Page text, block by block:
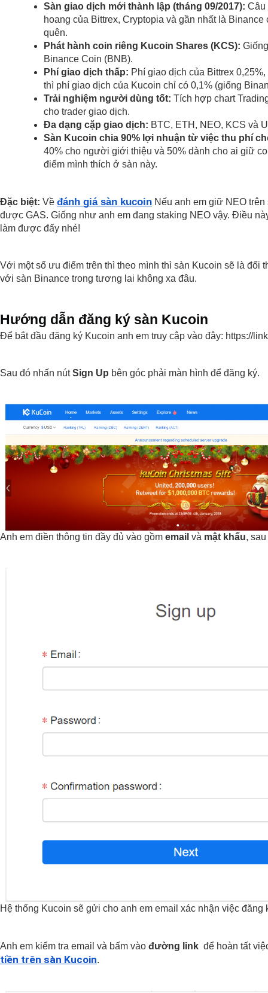
Sàn giao dịch mới thành lập (tháng 09/2017): Câu
hoang của Bittrex, Cryptopia và gần nhất là
quên.
Phát hành coin riêng Kucoin Shares (KCS):
Binance Coin (BNB).
Phí giao dịch thấp: Phí giao dịch của Bittrex
thì phí giao dịch của Kucoin chỉ có 0,1% (giống
Trải nghiệm người dùng tốt: Tích hợp chart
cho trader giao dịch.
Đa dạng cặp giao dịch: BTC, ETH, NEO, KCS và
Sàn Kucoin chia 90% lợi nhuận từ việc thu phí
40% cho người giới thiệu và 50% dành cho ai giữ
điểm mình thích ở sàn này.
Đặc biệt: Về đánh giá sàn kucoin Nếu anh em giữ NEO
được GAS. Giống như anh em đang staking NEO vậy. Điều
làm được đấy nhé!
Với một số ưu điểm trên thì theo mình thì sàn Kucoin sẽ là đối
với sàn Binance trong tương lai không xa đâu.
Hướng dẫn đăng ký sàn Kucoin
Để bắt đầu đăng ký Kucoin anh em truy cập vào đây: https://
Sau đó nhấn nút Sign Up bên góc phải màn hình để đăng ký.
Anh em điền thông tin đầy đủ vào gồm email và mật khẩu,
Hệ thống Kucoin sẽ gửi cho anh em email xác nhận việc đăng
Anh em kiểm tra email và bấm vào đường link để hoàn tất
tiền trên sàn Kucoin.